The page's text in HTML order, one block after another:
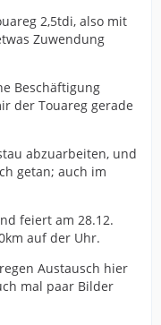
2,5tdi, also mit
Zuwendung
Beschäftigung
der Touareg gerade
abzuarbeiten, und
getan; auch im
feiert am 28.12.
auf der Uhr.
Austausch hier
mal paar Bilder